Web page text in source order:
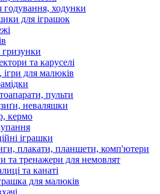
годування, ходунки
для іграшок
гризунки
та каруселі
ігри для малюків
пульти
неваляшки
кермо
іграшки
плакати, планшети, комп'ютери
та тренажери для немовлят
та канаті
для малюків